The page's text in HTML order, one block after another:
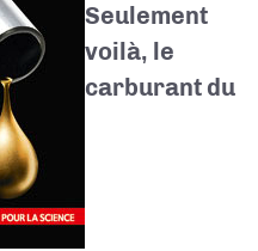
Seulement
voilà, le
carburant du